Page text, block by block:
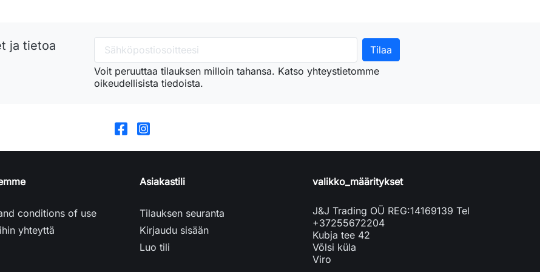
ja tietoa
Voit peruuttaa tilauksen milloin tahansa. Katso yhteystietomme
oikeudellisista tiedoista.
conditions of use
yhteyttä
Asiakastili
Tilauksen seuranta
Kirjaudu sisään
Luo tili
valikko_määritykset
J&J Trading OÜ REG:14169139 Tel
+37255672204
Kubja tee 42
Võlsi küla
Viro